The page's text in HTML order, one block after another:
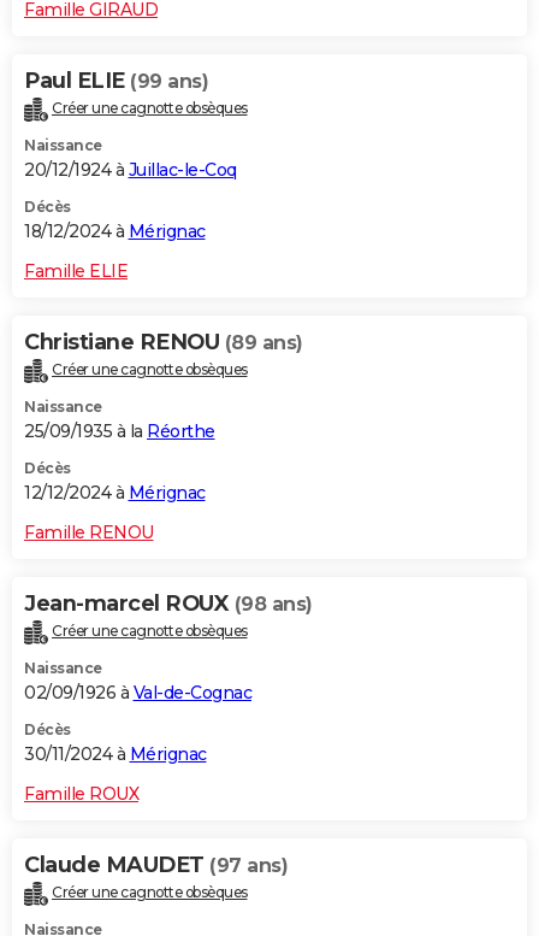
Famille GIRAUD
Paul ELIE (99 ans)
Créer une cagnotte obsèques
Naissance
20/12/1924 à Juillac-le-Coq
Décès
18/12/2024 à Mérignac
Famille ELIE
Christiane RENOU (89 ans)
Créer une cagnotte obsèques
Naissance
25/09/1935 à la Réorthe
Décès
12/12/2024 à Mérignac
Famille RENOU
Jean-marcel ROUX (98 ans)
Créer une cagnotte obsèques
Naissance
02/09/1926 à Val-de-Cognac
Décès
30/11/2024 à Mérignac
Famille ROUX
Claude MAUDET (97 ans)
Créer une cagnotte obsèques
Naissance